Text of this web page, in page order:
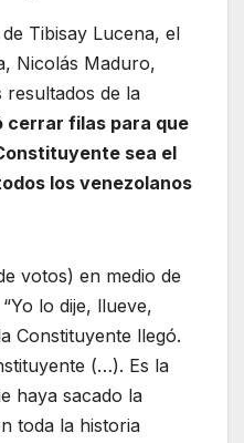
Tibisay Lucena, el
Nicolás Maduro,
de la
cerrar filas para que
sea el
los venezolanos
votos) en medio de
lo dije, llueve,
Constituyente llegó.
(…). Es la
haya sacado la
toda la historia